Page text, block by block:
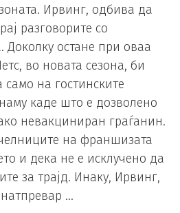
Ирвинг, одбива да
разговорите со
остане при оваа
во новата сезона, би
на гостинските
каде што е дозволено
невакциниран граѓанин.
на франшизата
и дека не е исклучено да
за трајд. Инаку, Ирвинг,
…